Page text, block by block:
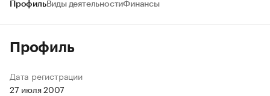
ПрофильВиды деятельностиФинансы
Профиль
Дата регистрации
27 июля 2007